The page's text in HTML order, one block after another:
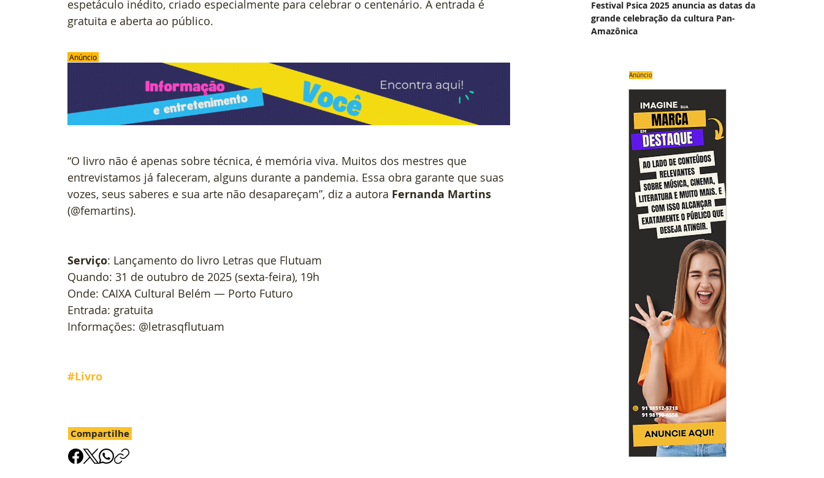
espetáculo inédito, criado especialmente para celebrar o centenário. A entrada é
gratuita e aberta ao público.
Anúncio
“O livro não é apenas sobre técnica, é memória viva. Muitos dos mestres que
entrevistamos já faleceram, alguns durante a pandemia. Essa obra garante que suas
vozes, seus saberes e sua arte não desapareçam”, diz a autora Fernanda Martins
(@femartins).
Serviço: Lançamento do livro Letras que Flutuam
Quando: 31 de outubro de 2025 (sexta-feira), 19h
Onde: CAIXA Cultural Belém — Porto Futuro
Entrada: gratuita
Informações: @letrasqflutuam
#Livro
Compartilhe
Festival Psica 2025 anuncia as datas da
grande celebração da cultura Pan-
Amazônica
Anúncio